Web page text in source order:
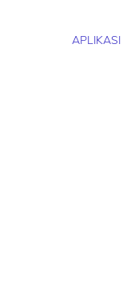
APLIKASI